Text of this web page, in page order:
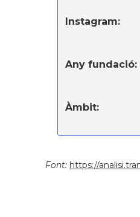
Instagram:
Any fundació:
Àmbit:
Font: https://